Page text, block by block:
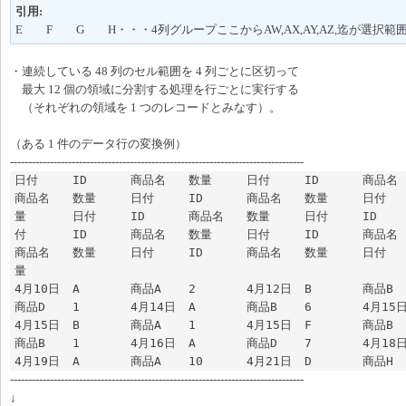
引用:
E F G H・・・4列グループここからAW,AX,AY,AZ,迄が選択範囲
・連続している 48 列のセル範囲を 4 列ごとに区切って
最大 12 個の領域に分割する処理を行ごとに実行する
（それぞれの領域を 1 つのレコードとみなす）。
（ある 1 件のデータ行の変換例）
---------------------------------------------------------------------------------
日付	ID	商品名	数量	日付	ID	商品名	数量	日付	ID
商品名	数量	日付	ID	商品名	数量	日付	ID	商品名	数
量	日付	ID	商品名	数量	日付	ID	商品名	数量	日
付	ID	商品名	数量	日付	ID	商品名	数量	日付	ID
商品名	数量	日付	ID	商品名	数量	日付	ID	商品名	数
量
4月10日	A	商品A	2	4月12日	B	商品B	1	4月13日	D
商品D	1	4月14日	A	商品B	6	4月15日	A	商品D	3
4月15日	B	商品A	1	4月15日	F	商品B	7	4月16日	F
商品B	1	4月16日	A	商品D	7	4月18日	B	商品B	2
---------------------------------------------------------------------------------
↓